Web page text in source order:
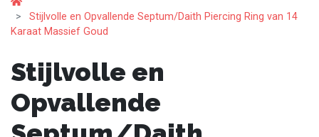
Stijlvolle en Opvallende Septum/Daith Piercing Ring van 14
Karaat Massief Goud
Stijlvolle en
Opvallende